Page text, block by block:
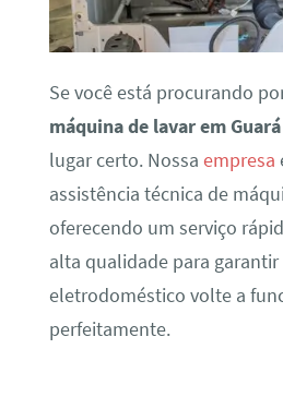
Se você está procurando
máquina de lavar em Guará
lugar certo. Nossa empresa
assistência técnica de
oferecendo um serviço
alta qualidade para garantir
eletrodoméstico volte a
perfeitamente.